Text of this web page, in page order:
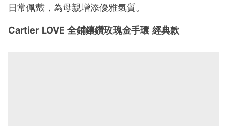
日常佩戴，為母親增添優雅氣質。
Cartier LOVE 全鋪鑲鑽玫瑰金手環 經典款